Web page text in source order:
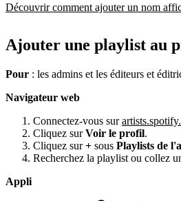
Découvrir comment ajouter un nom
Ajouter une playlist au
Pour : les admins et les éditeurs et
Navigateur web
Connectez-vous sur
Cliquez surVoir le profil.
Cliquez sur+ sous Playlists de
Recherchez la playlist ou collez
Appli